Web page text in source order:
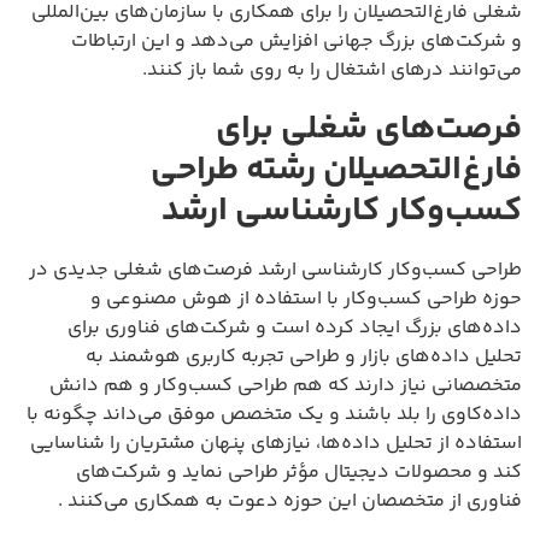
شغلی فارغ‌التحصیلان را برای همکاری با سازمان‌های بین‌المللی
و شرکت‌های بزرگ جهانی افزایش می‌دهد و این ارتباطات
می‌توانند درهای اشتغال را به روی شما باز کنند.
فرصت‌های شغلی برای
فارغ‌التحصیلان رشته طراحی
کسب‌وکار کارشناسی ارشد
طراحی کسب‌وکار کارشناسی ارشد فرصت‌های شغلی جدیدی در
حوزه طراحی کسب‌وکار با استفاده از هوش مصنوعی و
داده‌های بزرگ ایجاد کرده است و شرکت‌های فناوری برای
تحلیل داده‌های بازار و طراحی تجربه کاربری هوشمند به
متخصصانی نیاز دارند که هم طراحی کسب‌وکار و هم دانش
داده‌کاوی را بلد باشند و یک متخصص موفق می‌داند چگونه با
استفاده از تحلیل داده‌ها، نیازهای پنهان مشتریان را شناسایی
کند و محصولات دیجیتال مؤثر طراحی نماید و شرکت‌های
فناوری از متخصصان این حوزه دعوت به همکاری می‌کنند .